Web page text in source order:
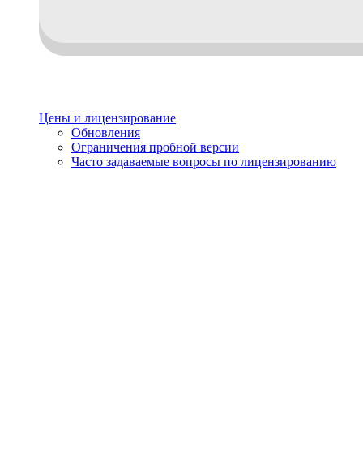
Цены и лицензирование
Обновления
Ограничения пробной версии
Часто задаваемые вопросы по лицензированию